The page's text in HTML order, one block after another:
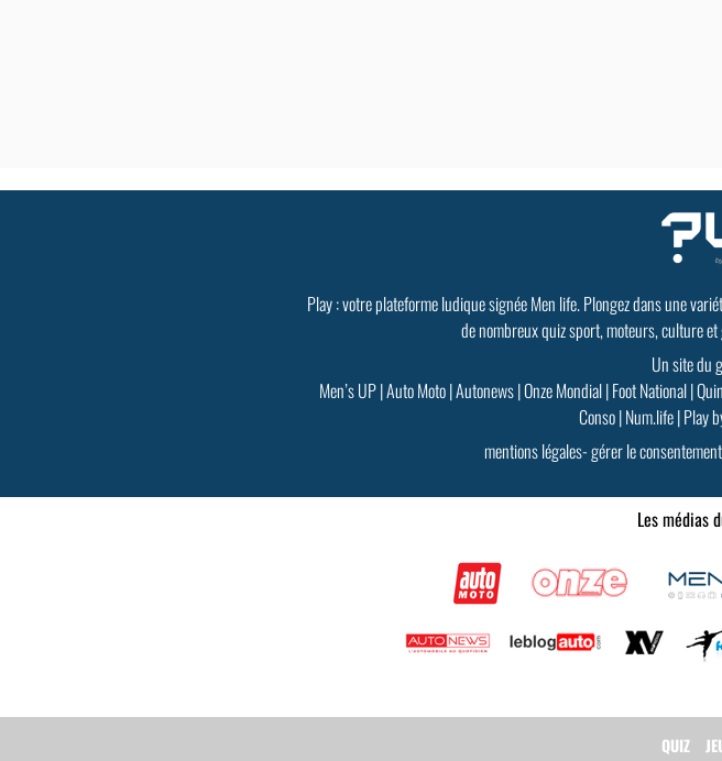
Play : votre plateforme ludique signée Men life. Plongez dans une
de nombreux quiz sport, moteurs, culture
Un site du
Men’s UP|Auto Moto|Autonews|Onze Mondial|Foot National|
Conso|Num.life|Play
mentions légales-gérer le consentement
Les médias
QUIZ